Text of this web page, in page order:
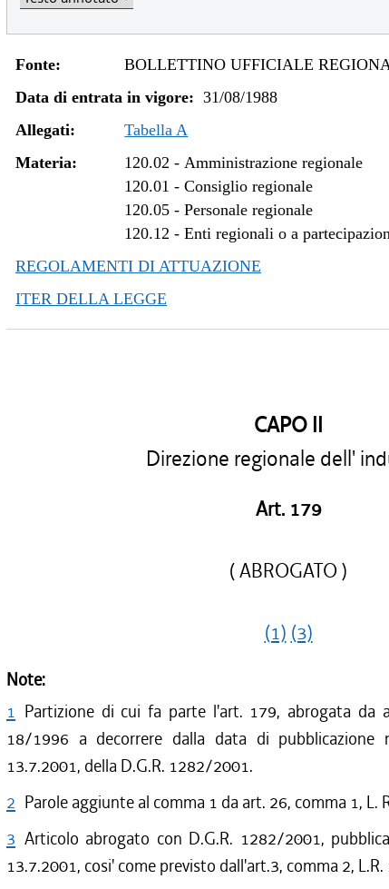
Fonte:
BOLLETTINO UFFICIALE
Data di entrata in vigore: 31/08/1988
Allegati:
Tabella A
Materia:
120.02 -Amministrazione regionale
120.01 -Consiglio regionale
120.05 -Personale regionale
120.12 -Enti regionali o a
REGOLAMENTI DI ATTUAZIONE
ITER DELLA LEGGE
CAPO II
Direzione regionale dell'
Art. 179
( ABROGATO )
(1) (3)
Note:
1 Partizione di cui fa parte l'art. 179, abrogata da
18/1996 a decorrere dalla data di pubblicazione
13.7.2001, della D.G.R. 1282/2001.
2 Parole aggiunte al comma 1 da art. 26, comma 1, L.
3 Articolo abrogato con D.G.R. 1282/2001,
13.7.2001, cosi' come previsto dall'art.3, comma 2,